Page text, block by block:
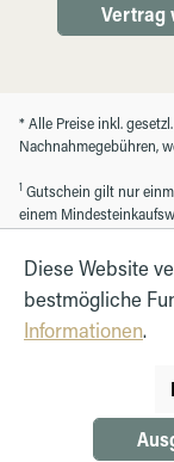
Vertrag
* Alle Preise inkl.
Nachnahmegebühren,
1 Gutschein gilt nur
einem
registrierten
Diese Website
bestmögliche
Informationen.